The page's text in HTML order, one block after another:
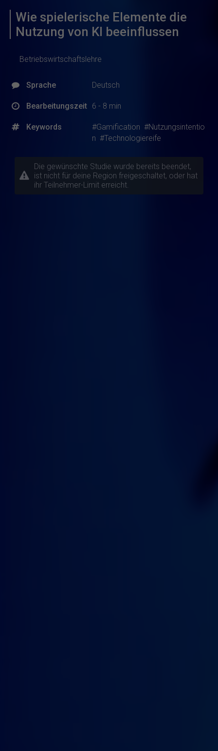
Wie spielerische Elemente die
Nutzung von KI beeinflussen
Betriebswirtschaftslehre
Sprache Deutsch
Bearbeitungszeit 6 - 8 min
Keywords #Gamification #Nutzungsintentio
n #Technologiereife
Die gewünschte Studie wurde bereits beendet,
ist nicht für deine Region freigeschaltet, oder hat
ihr Teilnehmer-Limit erreicht.